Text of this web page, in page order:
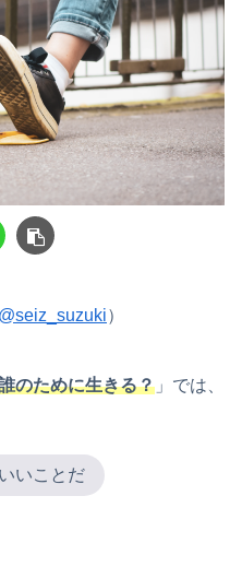
@seiz_suzuki）
のために生きる？ 」では、
いことだ